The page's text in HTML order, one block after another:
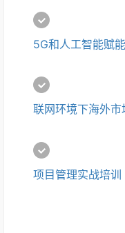
5G和人工智能赋
联网环境下海外市
项目管理实战培训